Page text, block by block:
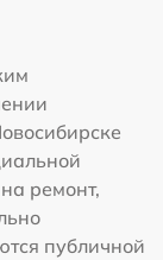
ремонт,
публичной